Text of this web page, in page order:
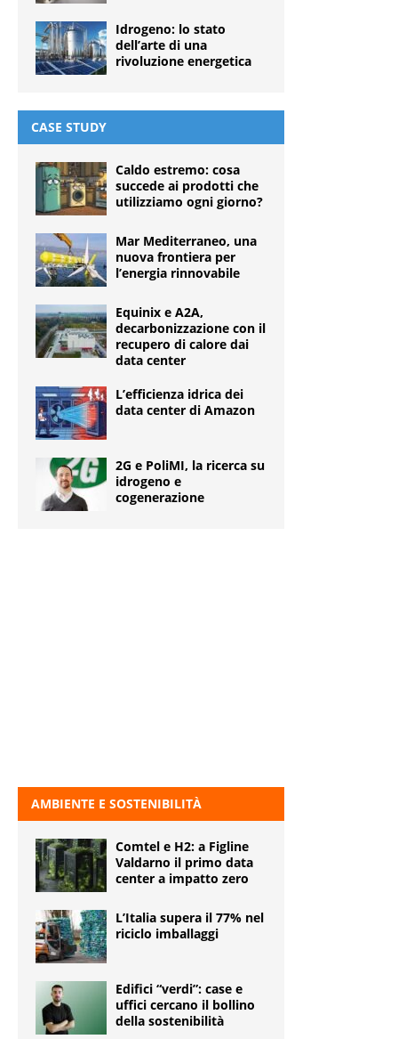
Idrogeno: lo stato
dell’arte di una
rivoluzione energetica
CASE STUDY
Caldo estremo: cosa
succede ai prodotti che
utilizziamo ogni giorno?
Mar Mediterraneo, una
nuova frontiera per
l’energia rinnovabile
Equinix e A2A,
decarbonizzazione con il
recupero di calore dai
data center
L’efficienza idrica dei
data center di Amazon
2G e PoliMI, la ricerca su
idrogeno e
cogenerazione
AMBIENTE E SOSTENIBILITÀ
Comtel e H2: a Figline
Valdarno il primo data
center a impatto zero
L’Italia supera il 77% nel
riciclo imballaggi
Edifici “verdi”: case e
uffici cercano il bollino
della sostenibilità